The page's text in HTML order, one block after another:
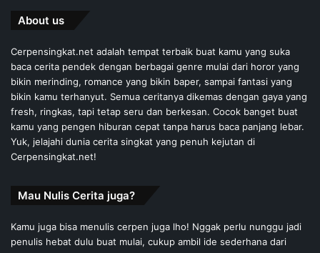
About us
Cerpensingkat.net adalah tempat terbaik buat kamu yang suka
baca cerita pendek dengan berbagai genre mulai dari horor yang
bikin merinding, romance yang bikin baper, sampai fantasi yang
bikin kamu terhanyut. Semua ceritanya dikemas dengan gaya yang
fresh, ringkas, tapi tetap seru dan berkesan. Cocok banget buat
kamu yang pengen hiburan cepat tanpa harus baca panjang lebar.
Yuk, jelajahi dunia cerita singkat yang penuh kejutan di
Cerpensingkat.net!
Mau Nulis Cerita juga?
Kamu juga bisa menulis cerpen juga lho! Nggak perlu nunggu jadi
penulis hebat dulu buat mulai, cukup ambil ide sederhana dari